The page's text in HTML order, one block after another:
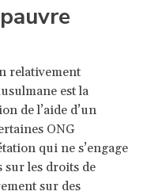
relativement
est la
de l’aide d’un
ONG
qui ne s’engage
sur les droits de
sur des